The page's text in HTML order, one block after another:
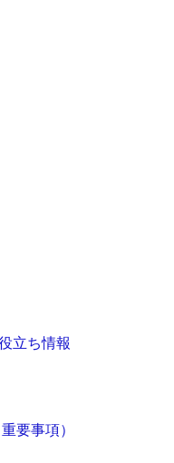
立ち情報
要事項）